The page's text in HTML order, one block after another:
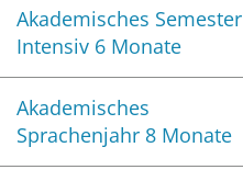
Akademisches Semester
Intensiv 6 Monate
Akademisches
Sprachenjahr 8 Monate